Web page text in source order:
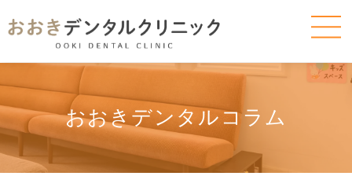
おおきデンタルコラム